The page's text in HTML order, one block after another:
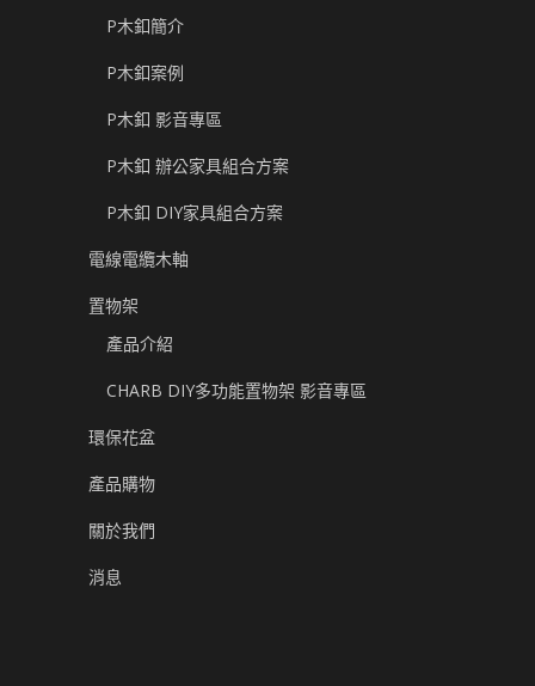
P木釦簡介
P木釦案例
P木釦 影音專區
P木釦 辦公家具組合方案
P木釦 DIY家具組合方案
電線電纜木軸
置物架
產品介紹
CHARB DIY多功能置物架 影音專區
環保花盆
產品購物
關於我們
消息